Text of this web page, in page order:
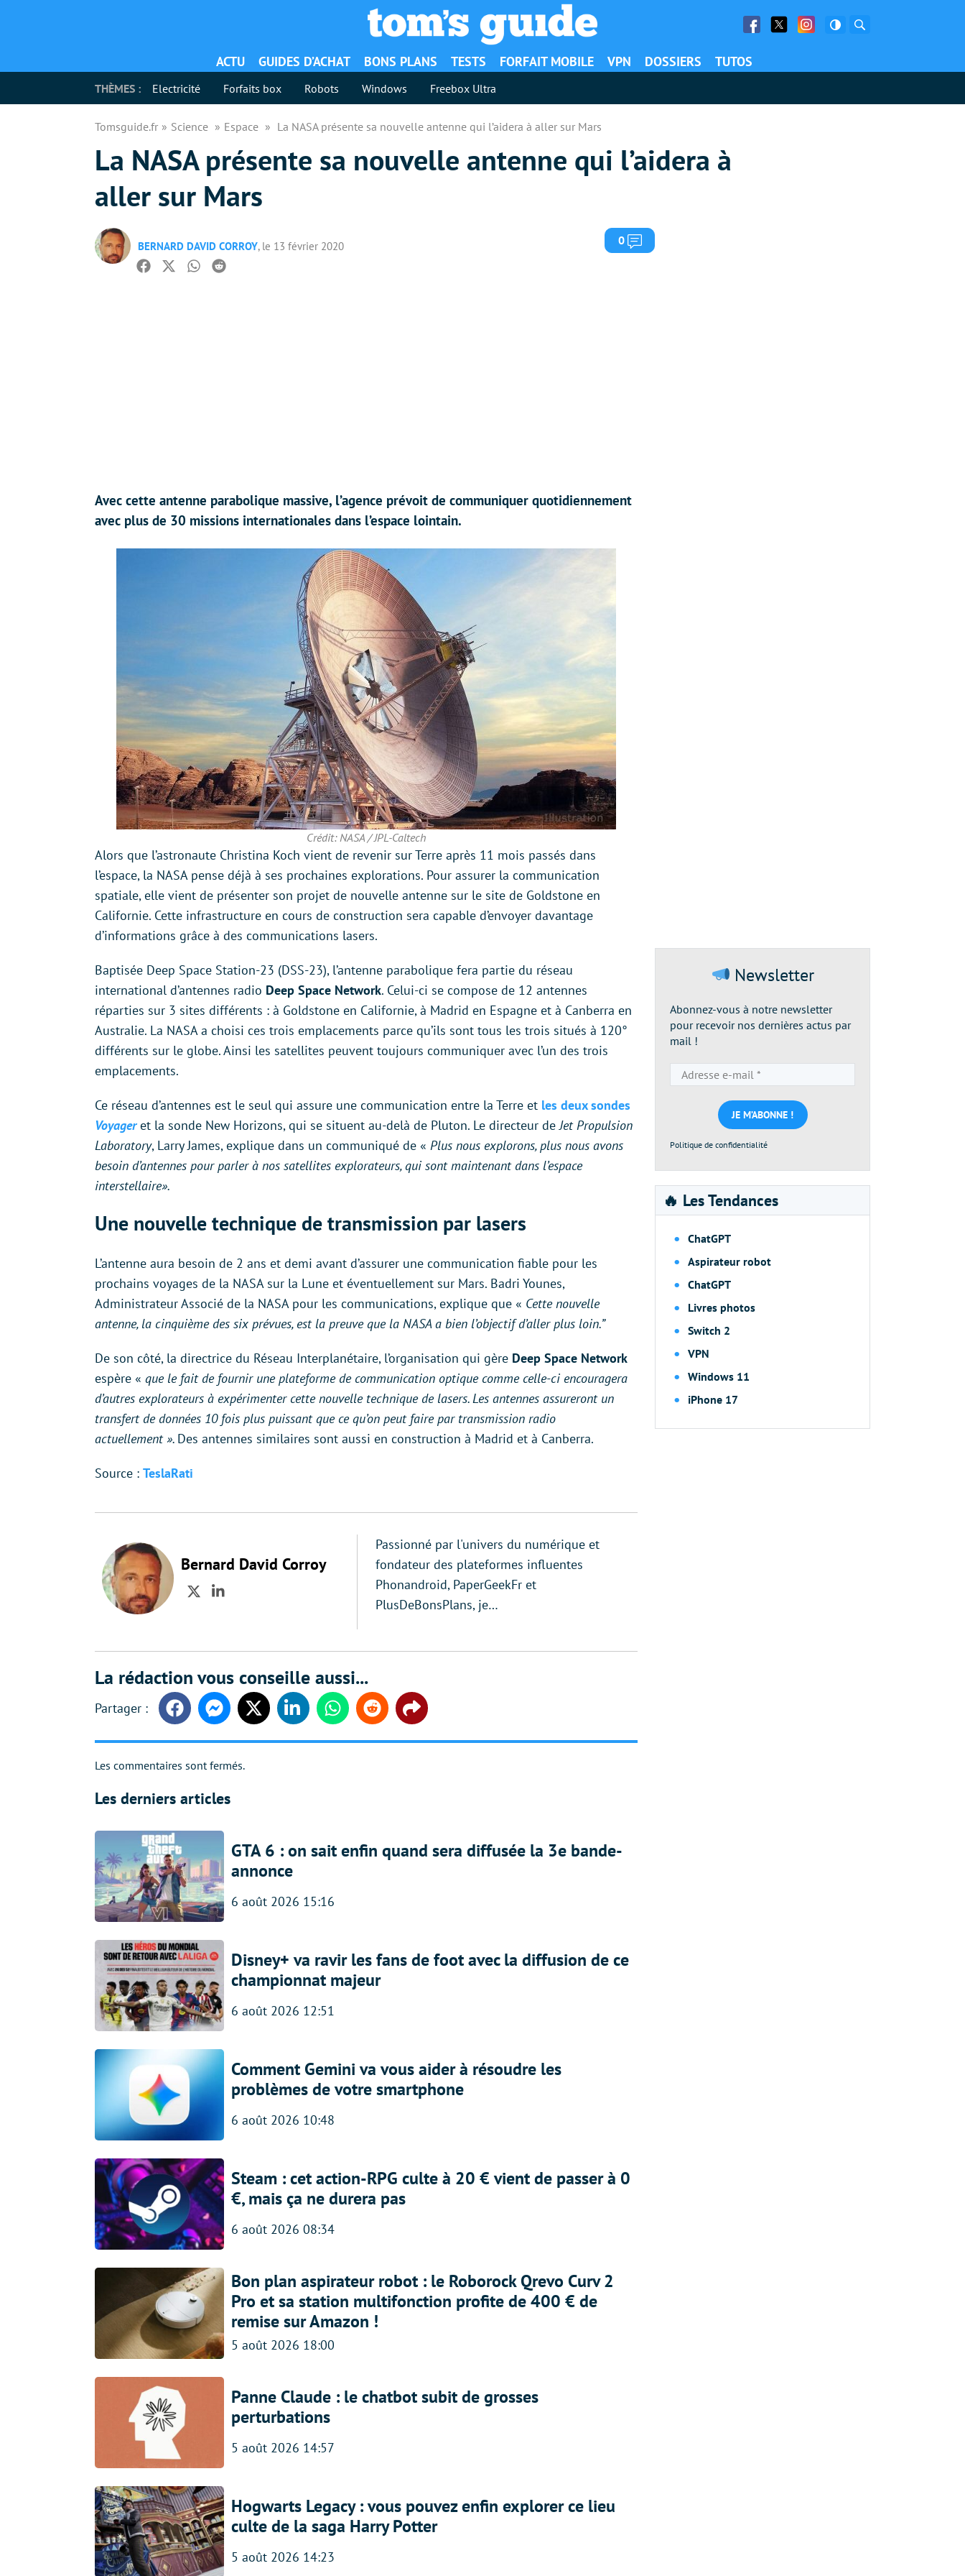
Facebook
Twitter Facebook
ACTU GUIDES D’ACHAT BONS PLANS TESTS FORFAIT MOBILE VPN DOSSIERS TUTOS
THÈMES : Electricité Forfaits box Robots Windows Freebox Ultra
Tomsguide.fr Science Espace La NASA présente sa nouvelle antenne qui l’aidera à aller sur Mars
La NASA présente sa nouvelle antenne qui l’aidera à
aller sur Mars
BERNARD DAVID CORROY, le 13 février 2020 0 Commentaires
Facebook
TwitterWhatsapp
Reddit
Avec cette antenne parabolique massive, l’agence prévoit de communiquer quotidiennement
avec plus de 30 missions internationales dans l’espace lointain.
Crédit: NASA / JPL-Caltech
Alors que l’astronaute Christina Koch vient de revenir sur Terre après 11 mois passés dans
l’espace, la NASA pense déjà à ses prochaines explorations. Pour assurer la communication
spatiale, elle vient de présenter son projet de nouvelle antenne sur le site de Goldstone en
Californie. Cette infrastructure en cours de construction sera capable d’envoyer davantage
d’informations grâce à des communications lasers.
Baptisée Deep Space Station-23 (DSS-23), l’antenne parabolique fera partie du réseau
international d’antennes radio Deep Space Network. Celui-ci se compose de 12 antennes
réparties sur 3 sites différents : à Goldstone en Californie, à Madrid en Espagne et à Canberra en
Australie. La NASA a choisi ces trois emplacements parce qu’ils sont tous les trois situés à 120°
différents sur le globe. Ainsi les satellites peuvent toujours communiquer avec l’un des trois
emplacements.
Ce réseau d’antennes est le seul qui assure une communication entre la Terre et les deux sondes
Voyageret la sonde New Horizons, qui se situent au-delà de Pluton. Le directeur deJet Propulsion
Laboratory, Larry James, explique dans un communiqué de « Plus nous explorons, plus nous avons
besoin d’antennes pour parler à nos satellites explorateurs, qui sont maintenant dans l’espace
interstellaire».
Une nouvelle technique de transmission par lasers
L’antenne aura besoin de 2 ans et demi avant d’assurer une communication fiable pour les
prochains voyages de la NASA sur la Lune et éventuellement sur Mars. Badri Younes,
Administrateur Associé de la NASA pour les communications, explique que « Cette nouvelle
antenne, la cinquième des six prévues, est la preuve que la NASA a bien l’objectif d’aller plus loin.”
De son côté, la directrice du Réseau Interplanétaire, l’organisation qui gère Deep Space Network
espère « que le fait de fournir une plateforme de communication optique comme celle-ci encouragera
d’autres explorateurs à expérimenter cette nouvelle technique de lasers. Les antennes assureront un
transfert de données 10 fois plus puissant que ce qu’on peut faire par transmission radio
actuellement ». Des antennes similaires sont aussi en construction à Madrid et à Canberra.
Source : TeslaRati
Bernard David Corroy
TwitterLinkedIn
Passionné par l'univers du numérique et
fondateur des plateformes influentes
Phonandroid, PaperGeekFr et
PlusDeBonsPlans, je…
La rédaction vous conseille aussi...
FacebookMessengerTwitter LinkedinWhatsappReddit Share
Les commentaires sont fermés.
Les derniers articles
GTA 6 : on sait enfin quand sera diffusée la 3e bande-
annonce
6 août 2026 15:16
Disney+ va ravir les fans de foot avec la diffusion de ce
championnat majeur
6 août 2026 12:51
Comment Gemini va vous aider à résoudre les
problèmes de votre smartphone
6 août 2026 10:48
Steam : cet action-RPG culte à 20 € vient de passer à 0
€, mais ça ne durera pas
6 août 2026 08:34
Bon plan aspirateur robot : le Roborock Qrevo Curv 2
Pro et sa station multifonction profite de 400 € de
remise sur Amazon !
5 août 2026 18:00
Panne Claude : le chatbot subit de grosses
perturbations
5 août 2026 14:57
Hogwarts Legacy : vous pouvez enfin explorer ce lieu
culte de la saga Harry Potter
5 août 2026 14:23
Newsletter
Abonnez-vous à notre newsletter
pour recevoir nos dernières actus par
mail !
e-
mail
*
Politique de confidentialité
🔥 Les Tendances
ChatGPT
Aspirateur robot
ChatGPT
Livres photos
Switch 2
VPN
Windows 11
iPhone 17